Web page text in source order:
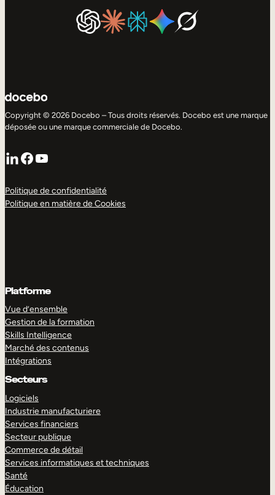
Copyright © 2026 Docebo – Tous droits réservés. Docebo est une marque
déposée ou une marque commerciale de Docebo.
LinkedIn
Facebook
YouTube
Politique de confidentialité
Politique en matière de Cookies
Platforme
Vue d’ensemble
Gestion de la formation
Skills Intelligence
Marché des contenus
Intégrations
Secteurs
Logiciels
Industrie manufacturiere
Services financiers
Secteur publique
Commerce de détail
Services informatiques et techniques
Santé
Éducation